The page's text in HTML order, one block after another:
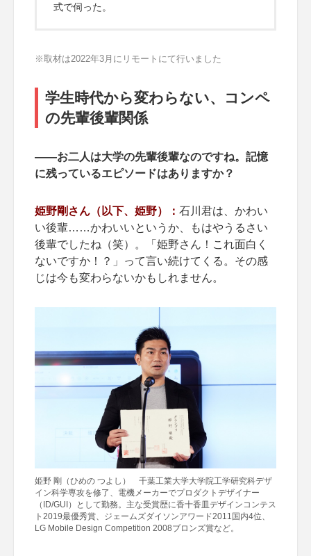
式で伺った。
※取材は2022年3月にリモートにて行いました
学生時代から変わらない、コンペ
の先輩後輩関係
――お二人は大学の先輩後輩なのですね。記憶
に残っているエピソードはありますか？
姫野剛さん（以下、姫野）： 石川君は、かわい
い後輩……かわいいというか、もはやうるさい
後輩でしたね（笑）。「姫野さん！これ面白く
ないですか！？」って言い続けてくる。その感
じは今も変わらないかもしれません。
姫野 剛（ひめの つよし） 千葉工業大学大学院工学研究科デザ
イン科学専攻を修了、電機メーカーでプロダクトデザイナー
（ID/GUI）として勤務。主な受賞歴に香十香皿デザインコンテス
ト2019最優秀賞、ジェームズダイソンアワード2011国内4位、
LG Mobile Design Competition 2008ブロンズ賞など。